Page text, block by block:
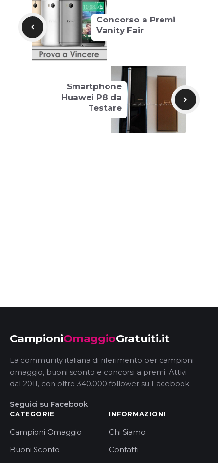
Concorso a Premi
Vanity Fair
Smartphone
Huawei P8 da
Testare
CampioniOmaggioGratuiti.it
La community italiana di riferimento per campioni
omaggio, buoni sconto e concorsi a premi. Attivi
dal 2011, con oltre 340.000 follower su Facebook.
Seguici su Facebook
CATEGORIE
Campioni Omaggio
Buoni Sconto
INFORMAZIONI
Chi Siamo
Contatti